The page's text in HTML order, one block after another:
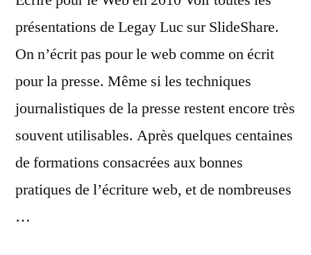
présentations de Legay Luc sur SlideShare.
On n’écrit pas pour le web comme on écrit
pour la presse. Même si les techniques
journalistiques de la presse restent encore très
souvent utilisables. Après quelques centaines
de formations consacrées aux bonnes
pratiques de l’écriture web, et de nombreuses
…